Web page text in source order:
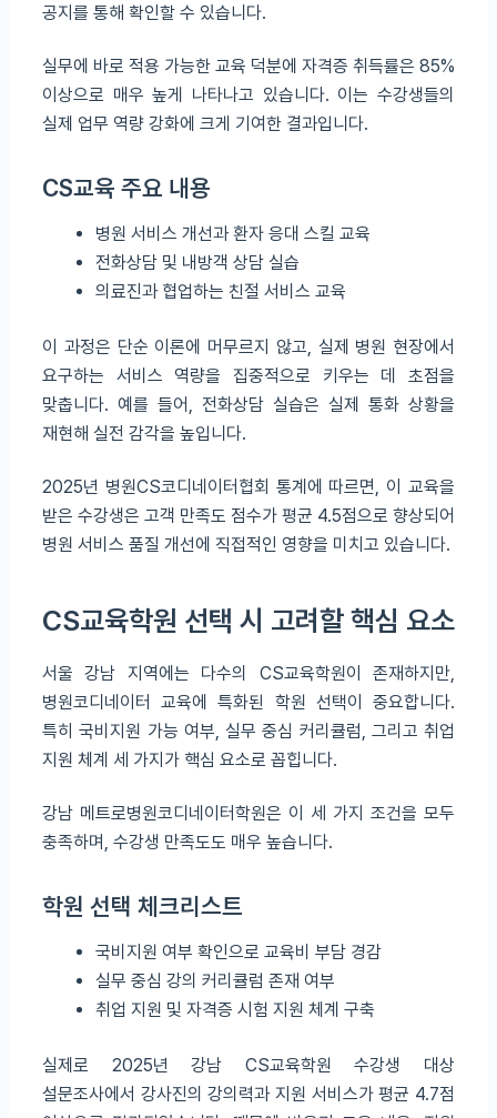
공지를 통해 확인할 수 있습니다.
실무에 바로 적용 가능한 교육 덕분에 자격증 취득률은 85%
이상으로 매우 높게 나타나고 있습니다. 이는 수강생들의
실제 업무 역량 강화에 크게 기여한 결과입니다.
CS교육 주요 내용
병원 서비스 개선과 환자 응대 스킬 교육
전화상담 및 내방객 상담 실습
의료진과 협업하는 친절 서비스 교육
이 과정은 단순 이론에 머무르지 않고, 실제 병원 현장에서
요구하는 서비스 역량을 집중적으로 키우는 데 초점을
맞춥니다. 예를 들어, 전화상담 실습은 실제 통화 상황을
재현해 실전 감각을 높입니다.
2025년 병원CS코디네이터협회 통계에 따르면, 이 교육을
받은 수강생은 고객 만족도 점수가 평균 4.5점으로 향상되어
병원 서비스 품질 개선에 직접적인 영향을 미치고 있습니다.
CS교육학원 선택 시 고려할 핵심 요소
서울 강남 지역에는 다수의 CS교육학원이 존재하지만,
병원코디네이터 교육에 특화된 학원 선택이 중요합니다.
특히 국비지원 가능 여부, 실무 중심 커리큘럼, 그리고 취업
지원 체계 세 가지가 핵심 요소로 꼽힙니다.
강남 메트로병원코디네이터학원은 이 세 가지 조건을 모두
충족하며, 수강생 만족도도 매우 높습니다.
학원 선택 체크리스트
국비지원 여부 확인으로 교육비 부담 경감
실무 중심 강의 커리큘럼 존재 여부
취업 지원 및 자격증 시험 지원 체계 구축
실제로 2025년 강남 CS교육학원 수강생 대상
설문조사에서 강사진의 강의력과 지원 서비스가 평균 4.7점